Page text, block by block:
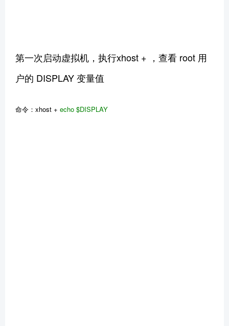
第一次启动虚拟机，执行xhost + ，查看 root 用
户的 DISPLAY 变量值
命令：xhost + echo $DISPLAY